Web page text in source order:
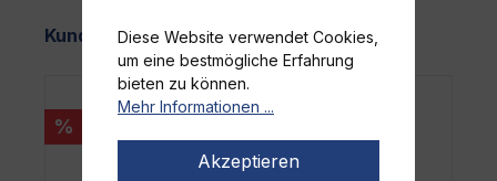
Produktgalerie überspringen
Kunden kauften auch
%
Diese Website verwendet Cookies,
um eine bestmögliche Erfahrung
bieten zu können.
Mehr Informationen ...
Akzeptieren